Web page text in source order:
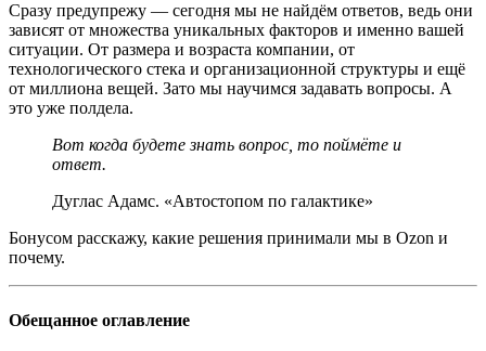
Сразу предупрежу — сегодня мы не найдём ответов, ведь они
зависят от множества уникальных факторов и именно вашей
ситуации. От размера и возраста компании, от
технологического стека и организационной структуры и ещё
от миллиона вещей. Зато мы научимся задавать вопросы. А
это уже полдела.
Вот когда будете знать вопрос, то поймёте и
ответ.
Дуглас Адамс. «Автостопом по галактике»
Бонусом расскажу, какие решения принимали мы в Ozon и
почему.
Обещанное оглавление